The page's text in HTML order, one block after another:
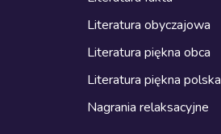
Literatura obyczajowa
Literatura piękna obca
Literatura piękna polska
Nagrania relaksacyjne